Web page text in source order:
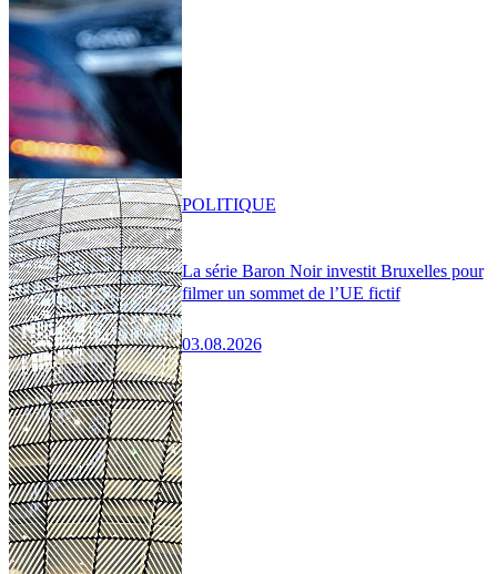
La série Baron Noir investit Bruxelles pour
filmer un sommet de l’UE fictif
03.08.2026
POLITIQUE